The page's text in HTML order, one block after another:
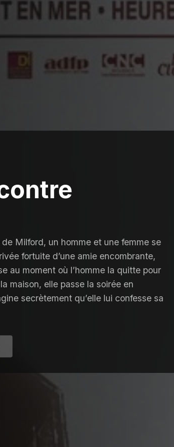
Milford, un homme et une femme se
fortuite d’une amie encombrante,
au moment où l’homme la quitte pour
maison, elle passe la soirée en
secrètement qu’elle lui confesse sa